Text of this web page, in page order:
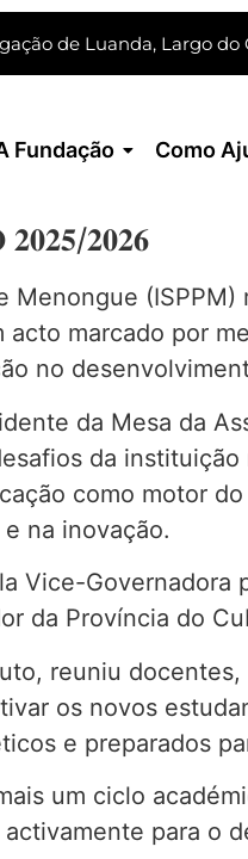
de Luanda, Largo do
Fundação Como
𝟐𝟎𝟐𝟔
Menongue
marcado por
no
da Mesa da
da
como motor
na inovação.
Vice-Governadora
da Província do
reuniu
os novos
e preparados
um ciclo
para o